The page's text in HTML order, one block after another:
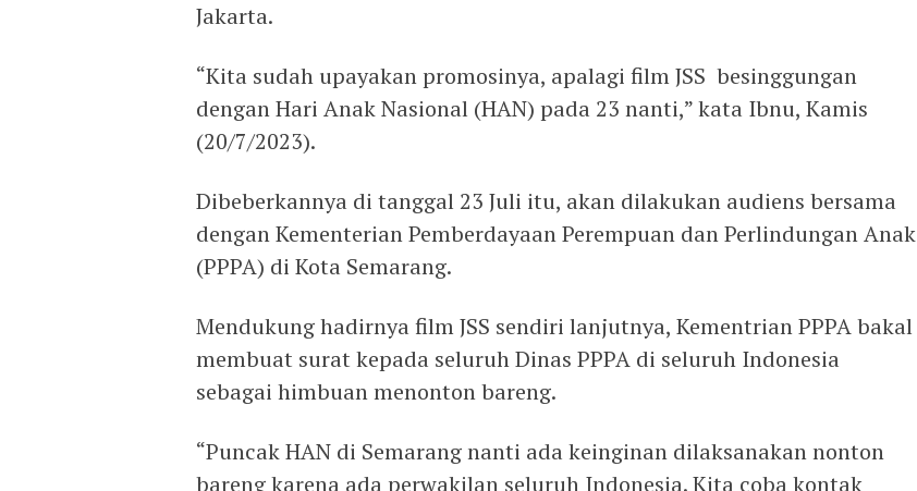
Jakarta.
“Kita sudah upayakan promosinya, apalagi film JSS besinggungan
dengan Hari Anak Nasional (HAN) pada 23 nanti,” kata Ibnu, Kamis
(20/7/2023).
Dibeberkannya di tanggal 23 Juli itu, akan dilakukan audiens bersama
dengan Kementerian Pemberdayaan Perempuan dan Perlindungan Anak
(PPPA) di Kota Semarang.
Mendukung hadirnya film JSS sendiri lanjutnya, Kementrian PPPA bakal
membuat surat kepada seluruh Dinas PPPA di seluruh Indonesia
sebagai himbuan menonton bareng.
“Puncak HAN di Semarang nanti ada keinginan dilaksanakan nonton
bareng karena ada perwakilan seluruh Indonesia. Kita coba kontak